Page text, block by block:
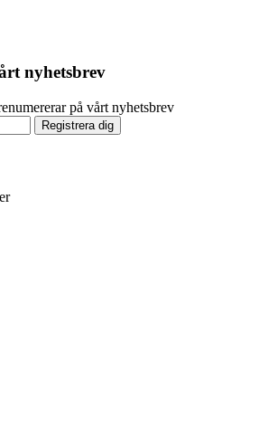
nyhetsbrev
på vårt nyhetsbrev
Registrera dig